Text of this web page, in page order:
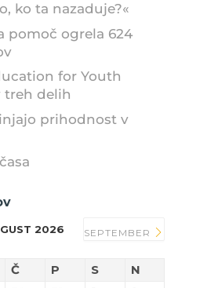
ko ta nazaduje?«
pomoč ogrela 624
for Youth
treh delih
prihodnost v
2026 SEPTEMBER
Č P S N